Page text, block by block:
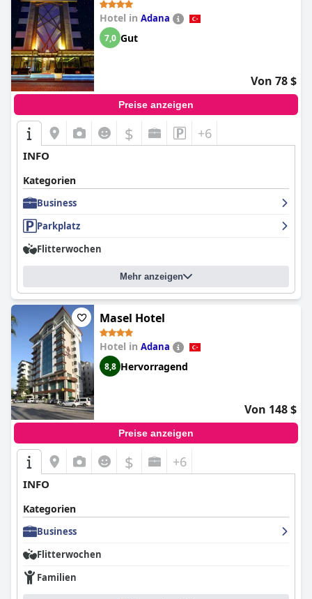
Hotel in Adana
7,0 Gut
Von 78 $
Preise anzeigen
$ +6
INFO
Kategorien
Business
Parkplatz
Flitterwochen
Mehr anzeigen
Masel Hotel
Hotel in Adana
8,8 Hervorragend
Von 148 $
Preise anzeigen
$ +6
INFO
Kategorien
Business
Flitterwochen
Familien